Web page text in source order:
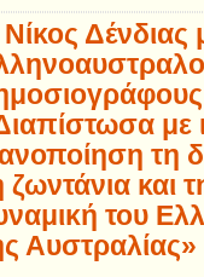
Δένδιας
με
τη
ζωντάνια και
του
Αυστραλίας»